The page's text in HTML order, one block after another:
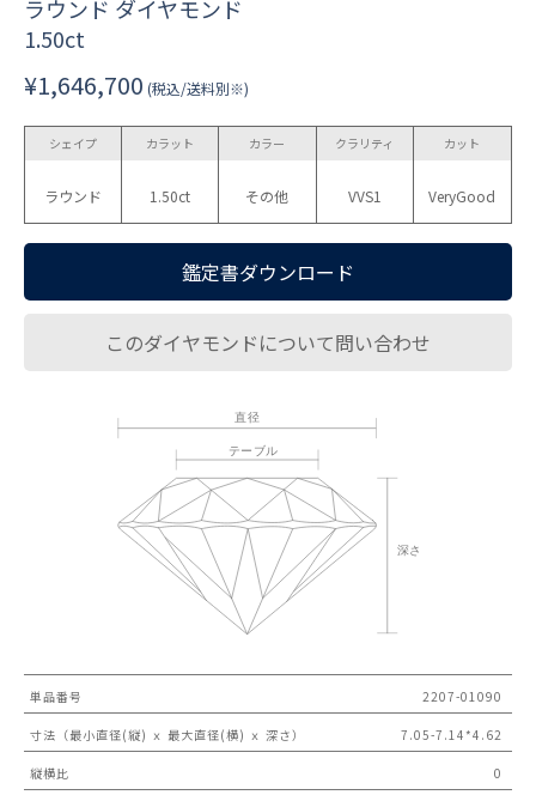
ラウンド ダイヤモンド
1.50ct
¥1,646,700 (税込/送料別※)
シェイプ
ラウンド
カラット
1.50ct
カラー
その他
クラリティ
VVS1
カット
VeryGood
鑑定書ダウンロード
このダイヤモンドについて問い合わせ
単品番号 2207-01090
寸法（最小直径(縦) ｘ 最大直径(横) ｘ 深さ） 7.05-7.14*4.62
縦横比 0